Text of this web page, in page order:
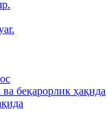
беқарорлик ҳақида